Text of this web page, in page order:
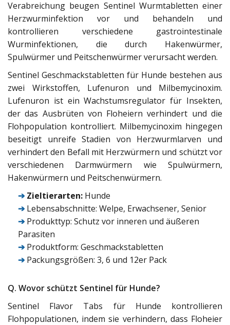
Verabreichung beugen Sentinel Wurmtabletten einer
Herzwurminfektion vor und behandeln und
kontrollieren verschiedene gastrointestinale
Wurminfektionen, die durch Hakenwürmer,
Spulwürmer und Peitschenwürmer verursacht werden.
Sentinel Geschmackstabletten für Hunde bestehen aus
zwei Wirkstoffen, Lufenuron und Milbemycinoxim.
Lufenuron ist ein Wachstumsregulator für Insekten,
der das Ausbrüten von Floheiern verhindert und die
Flohpopulation kontrolliert. Milbemycinoxim hingegen
beseitigt unreife Stadien von Herzwurmlarven und
verhindert den Befall mit Herzwürmern und schützt vor
verschiedenen Darmwürmern wie Spulwürmern,
Hakenwürmern und Peitschenwürmern.
➔Zieltierarten: Hunde
➔Lebensabschnitte: Welpe, Erwachsener, Senior
➔Produkttyp: Schutz vor inneren und äußeren
Parasiten
➔Produktform: Geschmackstabletten
➔Packungsgrößen: 3, 6 und 12er Pack
Q. Wovor schützt Sentinel für Hunde?
Sentinel Flavor Tabs für Hunde kontrollieren
Flohpopulationen, indem sie verhindern, dass Floheier